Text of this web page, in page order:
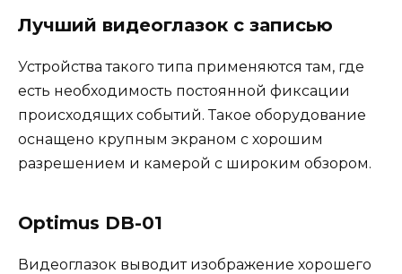
Лучший видеоглазок с записью
Устройства такого типа применяются там, где
есть необходимость постоянной фиксации
происходящих событий. Такое оборудование
оснащено крупным экраном с хорошим
разрешением и камерой с широким обзором.
Optimus DB-01
Видеоглазок выводит изображение хорошего